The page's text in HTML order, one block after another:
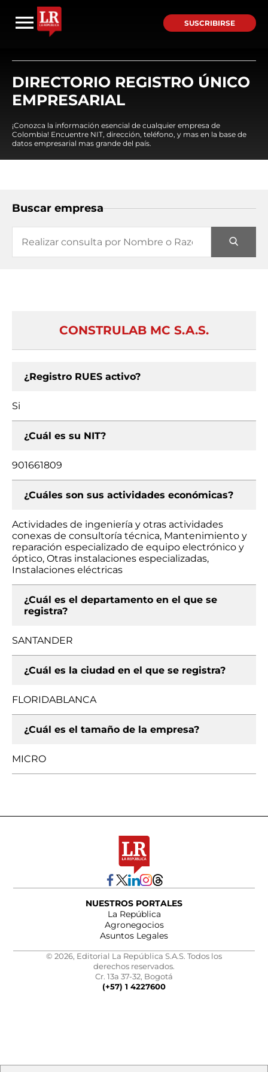
SUSCRIBIRSE
DIRECTORIO REGISTRO ÚNICO
EMPRESARIAL
¡Conozca la información esencial de cualquier empresa de
Colombia! Encuentre NIT, dirección, teléfono, y mas en la base de
datos empresarial mas grande del país.
Buscar empresa
CONSTRULAB MC S.A.S.
¿Registro RUES activo?
Si
¿Cuál es su NIT?
901661809
¿Cuáles son sus actividades económicas?
Actividades de ingeniería y otras actividades
conexas de consultoría técnica, Mantenimiento y
reparación especializado de equipo electrónico y
óptico, Otras instalaciones especializadas,
Instalaciones eléctricas
¿Cuál es el departamento en el que se
registra?
SANTANDER
¿Cuál es la ciudad en el que se registra?
FLORIDABLANCA
¿Cuál es el tamaño de la empresa?
MICRO
NUESTROS PORTALES
La República
Agronegocios
Asuntos Legales
© 2026, Editorial La República S.A.S. Todos los
derechos reservados.
Cr. 13a 37-32, Bogotá
(+57) 1 4227600